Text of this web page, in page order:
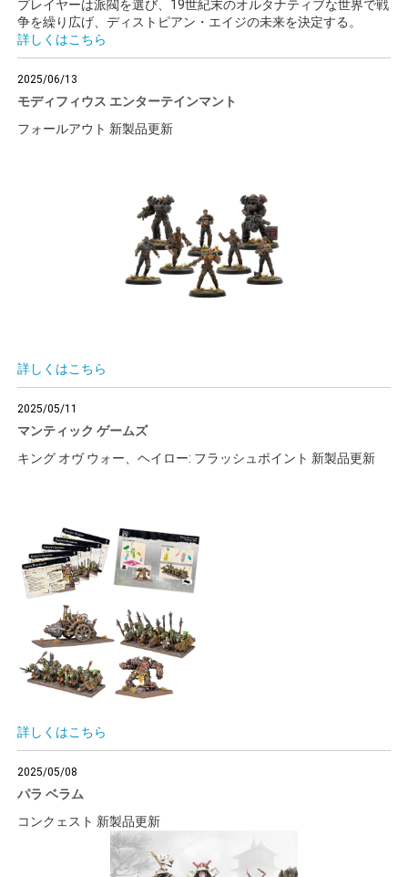
プレイヤーは派閥を選び、19世紀末のオルタナティブな世界で戦
争を繰り広げ、ディストピアン・エイジの未来を決定する。
詳しくはこちら
2025/06/13
モディフィウス エンターテインマント
フォールアウト 新製品更新
詳しくはこちら
2025/05/11
マンティック ゲームズ
キング オヴ ウォー、ヘイロー: フラッシュポイント 新製品更新
詳しくはこちら
2025/05/08
パラ ベラム
コンクェスト 新製品更新